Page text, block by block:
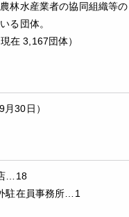
林水産業者の協同組織等
る団体。
在 3,167団体）
30日）
…18
在員事務所…1